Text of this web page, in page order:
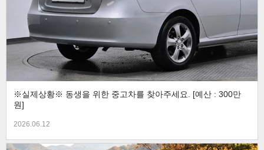
※실제상황※ 동생을 위한 중고차를 찾아주세요. [예산 : 300만
원]
2026.06.12